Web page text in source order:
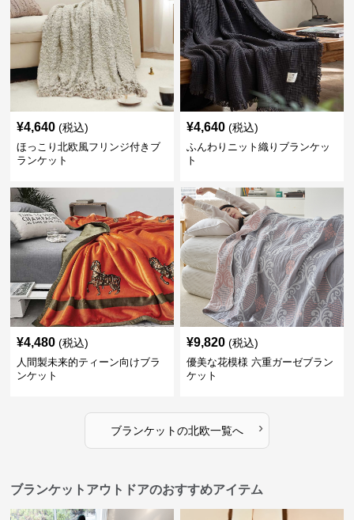
¥4,640 (税込)
ほっこり北欧風フリンジ付きブ
ランケット
¥4,640 (税込)
ふんわりニット織りブランケッ
ト
¥4,480 (税込)
人間製未来的ティーン向けブラ
ンケット
¥9,820 (税込)
優美な花模様 六重ガーゼブラン
ケット
ブランケットの北欧一覧へ ›
ブランケットアウトドアのおすすめアイテム